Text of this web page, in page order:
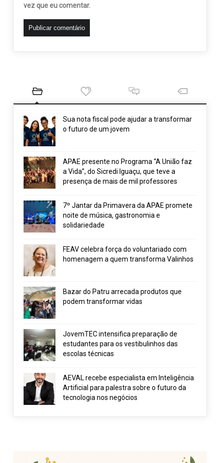
vez que eu comentar.
Sua nota fiscal pode ajudar a transformar
o futuro de um jovem
APAE presente no Programa “A União faz
a Vida”, do Sicredi Iguaçu, que teve a
presença de mais de mil professores
7º Jantar da Primavera da APAE promete
noite de música, gastronomia e
solidariedade
FEAV celebra força do voluntariado com
homenagem a quem transforma Valinhos
Bazar do Patru arrecada produtos que
podem transformar vidas
JovemTEC intensifica preparação de
estudantes para os vestibulinhos das
escolas técnicas
AEVAL recebe especialista em Inteligência
Artificial para palestra sobre o futuro da
tecnologia nos negócios